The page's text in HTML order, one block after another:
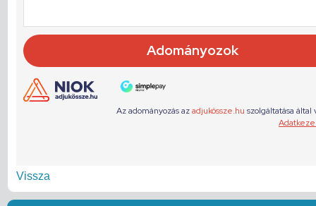
Vissza